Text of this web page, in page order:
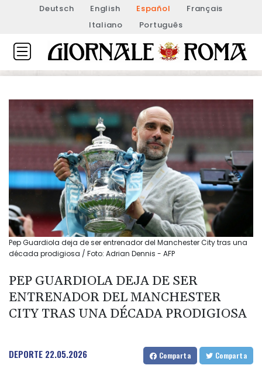
Deutsch English Español
Français
Italiano
Português
Pep Guardiola deja de ser entrenador del Manchester City tras una
década prodigiosa / Foto: Adrian Dennis - AFP
PEP GUARDIOLA DEJA DE SER
ENTRENADOR DEL MANCHESTER
CITY TRAS UNA DÉCADA PRODIGIOSA
DEPORTE 22.05.2026 Comparta Comparta